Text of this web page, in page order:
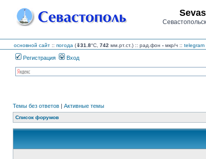
основной сайт :: погода (⇓31.8°C, 742 мм.рт.ст.) :: рад.фон - мкр/ч :: telegram
Регистрация Вход
Темы без ответов | Активные темы
Список форумов